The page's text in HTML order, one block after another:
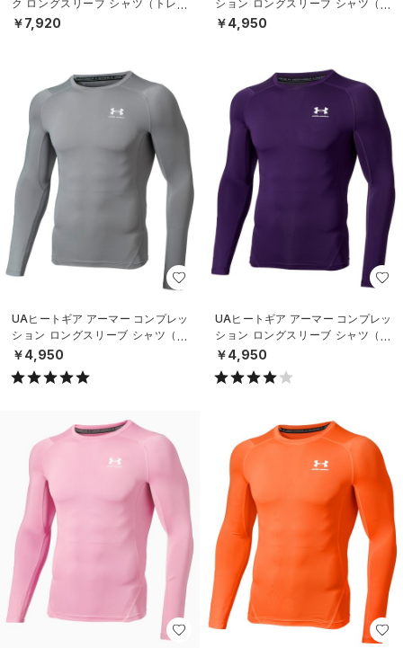
ク ロングスリーブ シャツ（トレー
ニング/MEN）
￥7,920
ション ロングスリーブ シャツ（ト
レーニング/MEN）
￥4,950
UAヒートギア アーマー コンプレッ
ション ロングスリーブ シャツ（ト
レーニング/MEN）
￥4,950
UAヒートギア アーマー コンプレッ
ション ロングスリーブ シャツ（ト
レーニング/MEN）
￥4,950